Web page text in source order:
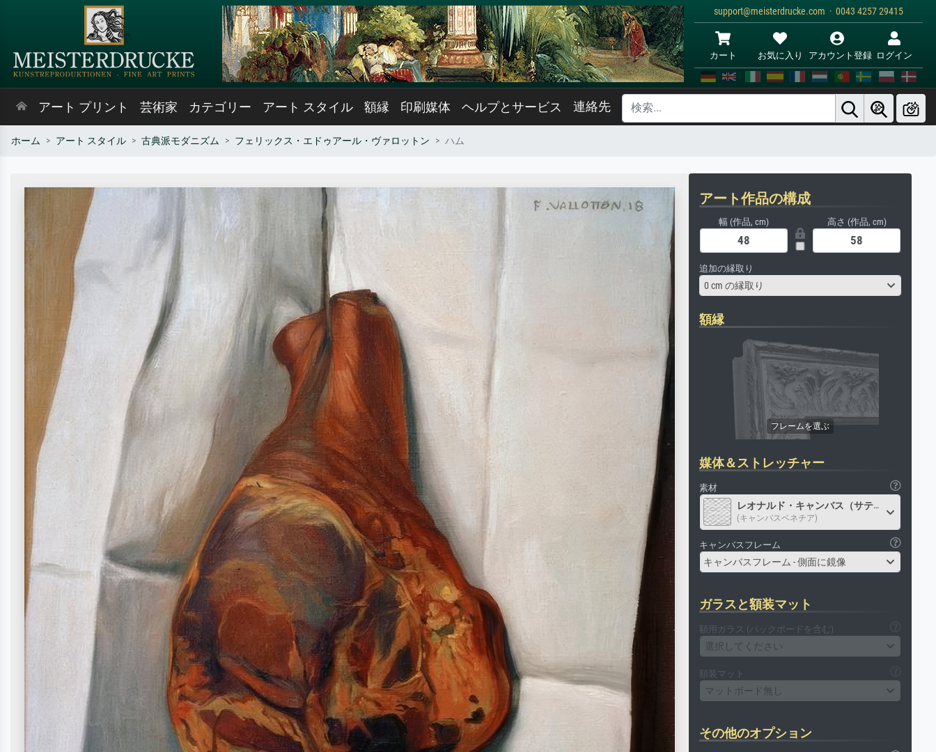
support@meisterdrucke.com · 0043 4257 29415
カート お気に入り アカウント登録 ログイン
アート プリント 芸術家 カテゴリー アート スタイル 額縁 印刷媒体 ヘルプとサービス 連絡先
ホーム アート スタイル 古典派モダニズム フェリックス・エドゥアール・ヴァロットン ハム
アート作品の構成
幅 (作品, cm) 高さ (作品, cm)
追加の縁取り
0 cm の縁取り
額縁
媒体＆ストレッチャー
素材
レオナルド・キャンバス（サテン）
(キャンバスベネチア)
キャンバスフレーム
キャンバスフレーム - 側面に鏡像
ガラスと額装マット
額用ガラス (バックボードを含む)
選択してください
額装マット
マットボード無し
その他のオプション